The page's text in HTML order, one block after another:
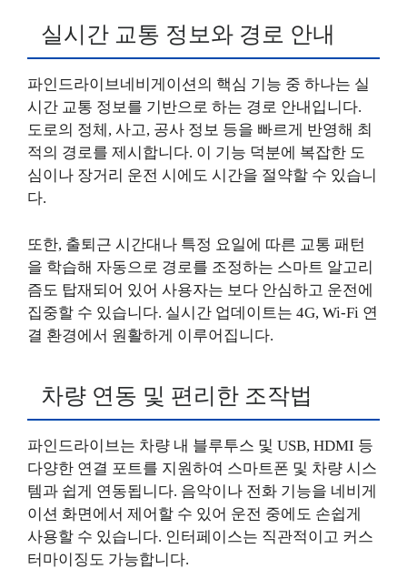
실시간 교통 정보와 경로 안내
파인드라이브네비게이션의 핵심 기능 중 하나는 실
시간 교통 정보를 기반으로 하는 경로 안내입니다.
도로의 정체, 사고, 공사 정보 등을 빠르게 반영해 최
적의 경로를 제시합니다. 이 기능 덕분에 복잡한 도
심이나 장거리 운전 시에도 시간을 절약할 수 있습니
다.
또한, 출퇴근 시간대나 특정 요일에 따른 교통 패턴
을 학습해 자동으로 경로를 조정하는 스마트 알고리
즘도 탑재되어 있어 사용자는 보다 안심하고 운전에
집중할 수 있습니다. 실시간 업데이트는 4G, Wi-Fi 연
결 환경에서 원활하게 이루어집니다.
차량 연동 및 편리한 조작법
파인드라이브는 차량 내 블루투스 및 USB, HDMI 등
다양한 연결 포트를 지원하여 스마트폰 및 차량 시스
템과 쉽게 연동됩니다. 음악이나 전화 기능을 네비게
이션 화면에서 제어할 수 있어 운전 중에도 손쉽게
사용할 수 있습니다. 인터페이스는 직관적이고 커스
터마이징도 가능합니다.